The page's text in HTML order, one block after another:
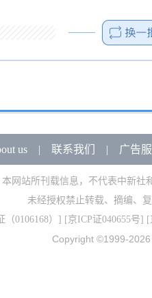
us| 联系我们 | 广告
本网站所刊载信息，不代表中新社
未经授权禁止转载、摘编、
0106168） ] [京ICP证040655号] [
Copyright ©1999-